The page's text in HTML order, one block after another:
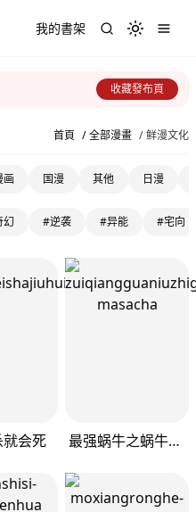
我的書架 Toggle
收藏發布頁
首頁 / 全部漫畫 / 鲜漫文化
画 国漫 其他 日漫
幻 #逆袭 #异能 #宅向
会死 最强蜗牛之蜗牛世界有套房